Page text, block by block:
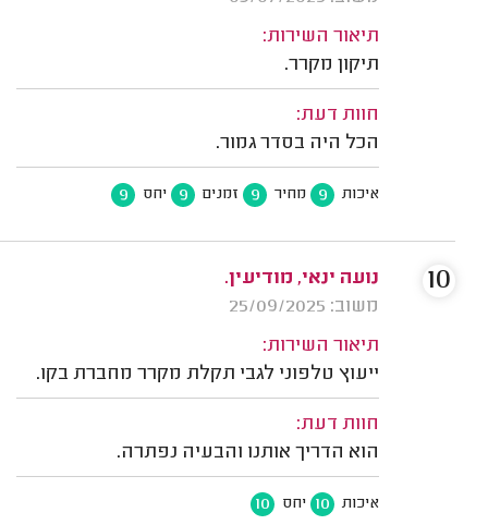
תיאור השירות:
תיקון מקרר.
חוות דעת:
הכל היה בסדר גמור.
איכות 9 מחיר 9 זמנים 9 יחס 9
נועה ינאי, מודיעין.
משוב: 25/09/2025
תיאור השירות:
ייעוץ טלפוני לגבי תקלת מקרר מחברת בקו.
חוות דעת:
הוא הדריך אותנו והבעיה נפתרה.
איכות 10 יחס 10
10